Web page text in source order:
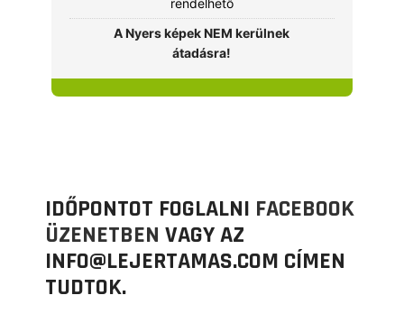
rendelhető
A Nyers képek NEM kerülnek
átadásra!
IDŐPONTOT FOGLALNI FACEBOOK
ÜZENETBEN VAGY AZ
INFO@LEJERTAMAS.COM CÍMEN
TUDTOK.